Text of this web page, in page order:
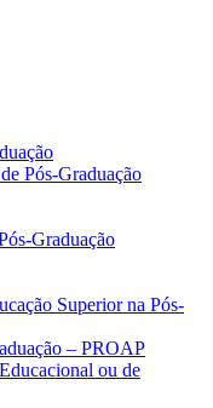
Pós-Graduação
Graduação
Superior na Pós-
– PROAP
ou de